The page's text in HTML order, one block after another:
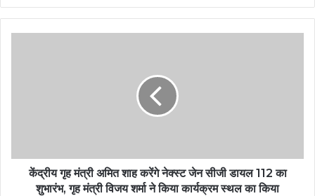
केंद्रीय गृह मंत्री अमित शाह करेंगे नेक्स्ट जेन सीजी डायल 112 का
शुभारंभ, गृह मंत्री विजय शर्मा ने किया कार्यक्रम स्थल का किया